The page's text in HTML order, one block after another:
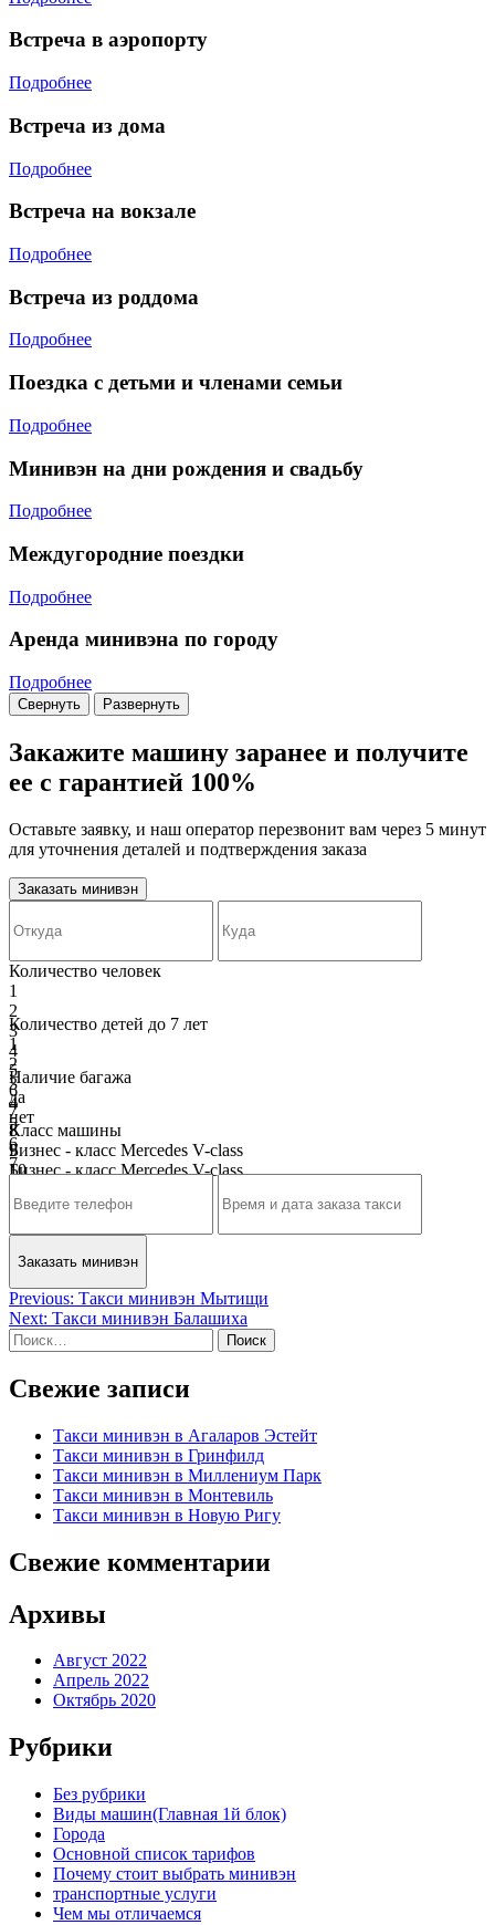
Встреча в аэропорту
Подробнее
Встреча из дома
Подробнее
Встреча на вокзале
Подробнее
Встреча из роддома
Подробнее
Поездка с детьми и членами семьи
Подробнее
Минивэн на дни рождения и свадьбу
Подробнее
Междугородние поездки
Подробнее
Аренда минивэна по городу
Подробнее
Свернуть Развернуть
Закажите машину заранее и получите
ее с гарантией 100%
Оставьте заявку, и наш оператор перезвонит вам через 5 минут
для уточнения деталей и подтверждения заказа
Заказать минивэн
Количество человек
1
2
3
4
5
6
7
8
9
10
Количество детей до 7 лет
1
2
3
4
5
6
7
9
Наличие багажа
да
нет
Класс машины
Бизнес - класс Mercedes V-class
Бизнес - класс Mercedes V-class
Навигация
по
записям
Previous: Такси минивэн Мытищи
Next: Такси минивэн Балашиха
Найти:
Свежие записи
Такси минивэн в Агаларов Эстейт
Такси минивэн в Гринфилд
Такси минивэн в Миллениум Парк
Такси минивэн в Монтевиль
Такси минивэн в Новую Ригу
Свежие комментарии
Архивы
Август 2022
Апрель 2022
Октябрь 2020
Рубрики
Без рубрики
Виды машин(Главная 1й блок)
Города
Основной список тарифов
Почему стоит выбрать минивэн
транспортные услуги
Чем мы отличаемся